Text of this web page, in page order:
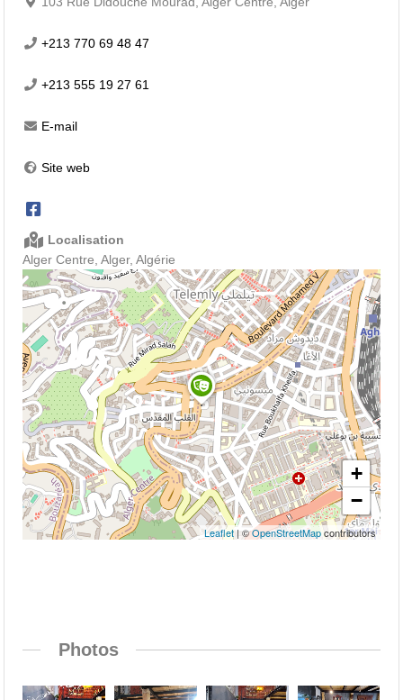
+213 770 69 48 47
+213 555 19 27 61
E-mail
Site web
Localisation
Alger Centre, Alger, Algérie
+
−
Leaflet| ©OpenStreetMapcontributors
Photos